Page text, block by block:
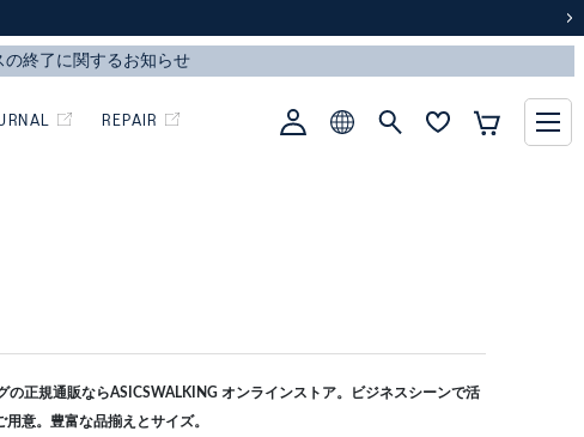
REPAIR
の正規通販ならASICSWALKING オンラインストア。ビジネスシーンで活
意。豊富な品揃えとサイズ。